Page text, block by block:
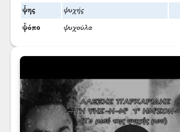
ψ̌ης ψυχής
ψ̌όπο ψυχούλα